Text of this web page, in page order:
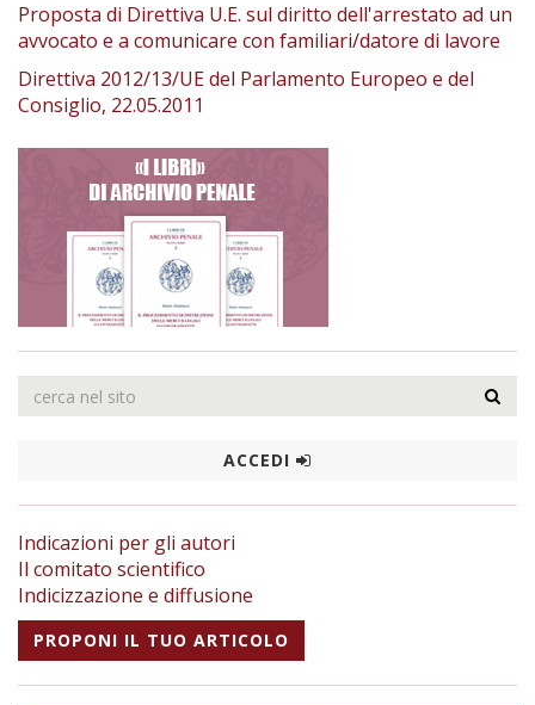
Proposta di Direttiva U.E. sul diritto dell'arrestato ad un
avvocato e a comunicare con familiari/datore di lavore
Direttiva 2012/13/UE del Parlamento Europeo e del
Consiglio, 22.05.2011
ACCEDI
Indicazioni per gli autori
Il comitato scientifico
Indicizzazione e diffusione
PROPONI IL TUO ARTICOLO